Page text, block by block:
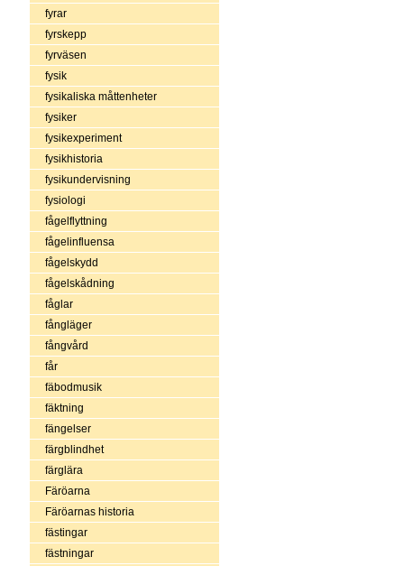
fyrar
fyrskepp
fyrväsen
fysik
fysikaliska måttenheter
fysiker
fysikexperiment
fysikhistoria
fysikundervisning
fysiologi
fågelflyttning
fågelinfluensa
fågelskydd
fågelskådning
fåglar
fångläger
fångvård
får
fäbodmusik
fäktning
fängelser
färgblindhet
färglära
Färöarna
Färöarnas historia
fästingar
fästningar